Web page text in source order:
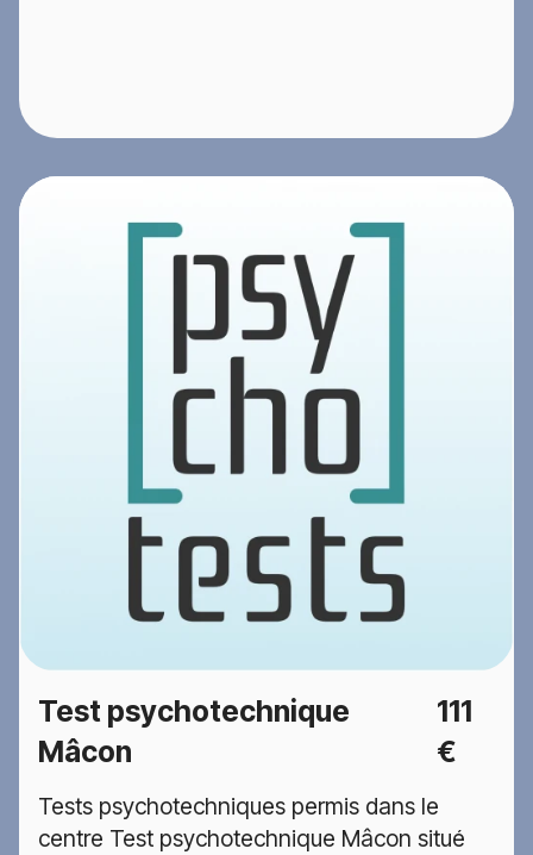
Test psychotechnique
Mâcon
111
€
Tests psychotechniques permis dans le
centre Test psychotechnique Mâcon situé